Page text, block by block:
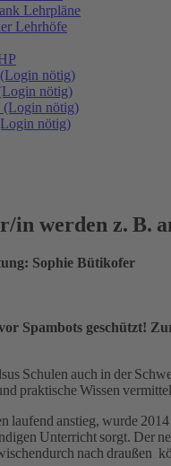
Lehrpläne
Lehrhöfe
nötig)
nötig)
(Login nötig)
nötig)
werden z. B.
Sophie Bütikofer
Spambots geschützt!
Schulen auch in der
praktische Wissen
laufend anstieg, wurde
Unterricht sorgt. Der
nach